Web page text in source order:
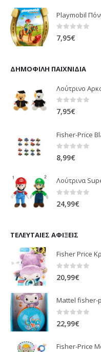
Playmobil
0out of 5
7,95€
ΔΗΜΟΦΙΛΉ ΠΑΙΧΝΊΔΙΑ
0out of 5
7,95€
0 out of 5
8,99€
0 out of 5
24,99€
ΤΕΛΕΥΤΑΊΕΣ ΑΦΊΞΕΙΣ
0 out of 5
20,99€
22,99€